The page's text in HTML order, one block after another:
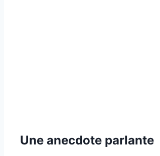
Une anecdote parlante